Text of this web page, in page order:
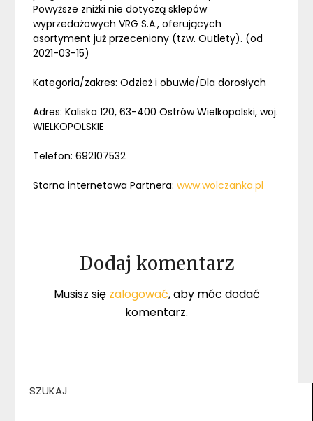
Powyższe zniżki nie dotyczą sklepów
wyprzedażowych VRG S.A., oferujących
asortyment już przeceniony (tzw. Outlety). (od
2021-03-15)
Kategoria/zakres: Odzież i obuwie/Dla dorosłych
Adres: Kaliska 120, 63-400 Ostrów Wielkopolski, woj.
WIELKOPOLSKIE
Telefon: 692107532
Storna internetowa Partnera:www.wolczanka.pl
Dodaj komentarz
Musisz się zalogować, aby móc dodać
komentarz.
SZUKAJ